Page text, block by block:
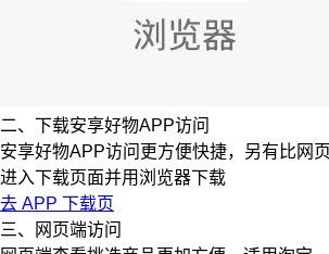
二、下载安享好物APP访问
安享好物APP访问更方便快捷，另有比网
进入下载页面并用浏览器下载
去 APP 下载页
三、网页端访问